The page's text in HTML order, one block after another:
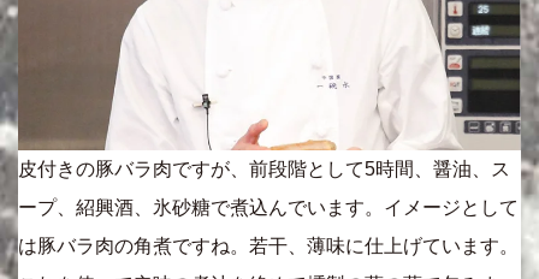
皮付きの豚バラ肉ですが、前段階として5時間、醤油、ス
ープ、紹興酒、氷砂糖で煮込んでいます。イメージとして
は豚バラ肉の角煮ですね。若干、薄味に仕上げています。